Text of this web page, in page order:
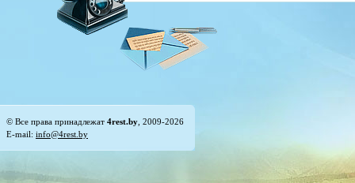
© Все права принадлежат 4rest.by , 2009-2026
E-mail: info@4rest.by